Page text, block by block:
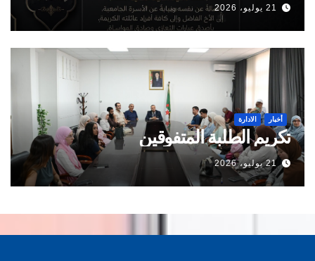
21 يوليو، 2026
أخبار الادارة
تكريم الطلبة المتفوقين
21 يوليو، 2026